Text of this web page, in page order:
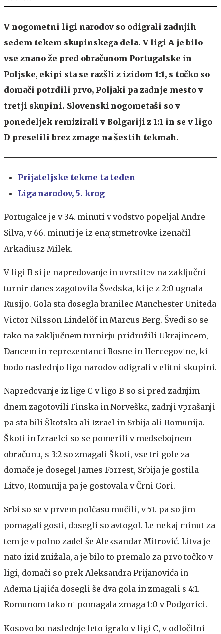
V nogometni ligi narodov so odigrali zadnjih
sedem tekem skupinskega dela. V ligi A je bilo
vse znano že pred obračunom Portugalske in
Poljske, ekipi sta se razšli z izidom 1:1, s točko so
domači potrdili prvo, Poljaki pa zadnje mesto v
tretji skupini. Slovenski nogometaši so v
ponedeljek remizirali v Bolgariji z 1:1 in se v ligo
D preselili brez zmage na šestih tekmah.
Prijateljske tekme ta teden
Liga narodov, 5. krog
Portugalce je v 34. minuti v vodstvo popeljal Andre
Silva, v 66. minuti je iz enajstmetrovke izenačil
Arkadiusz Milek.
V ligi B si je napredovanje in uvrstitev na zaključni
turnir danes zagotovila Švedska, ki je z 2:0 ugnala
Rusijo. Gola sta dosegla branilec Manchester Uniteda
Victor Nilsson Lindelöf in Marcus Berg. Švedi so se
tako na zaključnem turnirju pridružili Ukrajincem,
Dancem in reprezentanci Bosne in Hercegovine, ki
bodo naslednjo ligo narodov odigrali v elitni skupini.
Napredovanje iz lige C v ligo B so si pred zadnjim
dnem zagotovili Finska in Norveška, zadnji vprašanji
pa sta bili Škotska ali Izrael in Srbija ali Romunija.
Škoti in Izraelci so se pomerili v medsebojnem
obračunu, s 3:2 so zmagali Škoti, vse tri gole za
domače je dosegel James Forrest, Srbija je gostila
Litvo, Romunija pa je gostovala v Črni Gori.
Srbi so se v prvem polčasu mučili, v 51. pa so jim
pomagali gosti, dosegli so avtogol. Le nekaj minut za
tem je v polno zadel še Aleksandar Mitrović. Litva je
nato izid znižala, a je bilo to premalo za prvo točko v
ligi, domači so prek Aleksandra Prijanovića in
Adema Ljajića dosegli še dva gola in zmagali s 4:1.
Romunom tako ni pomagala zmaga 1:0 v Podgorici.
Kosovo bo naslednje leto igralo v ligi C, v odločilni